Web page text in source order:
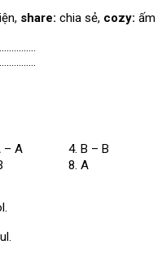
share: chia sẻ, cozy: ấm
– A
4. B – B
8. A